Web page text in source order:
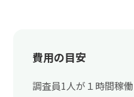
費用の目安
調査員1人が１時間稼